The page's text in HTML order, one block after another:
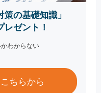
の基礎知識」
レゼント！
わからない
ちらから